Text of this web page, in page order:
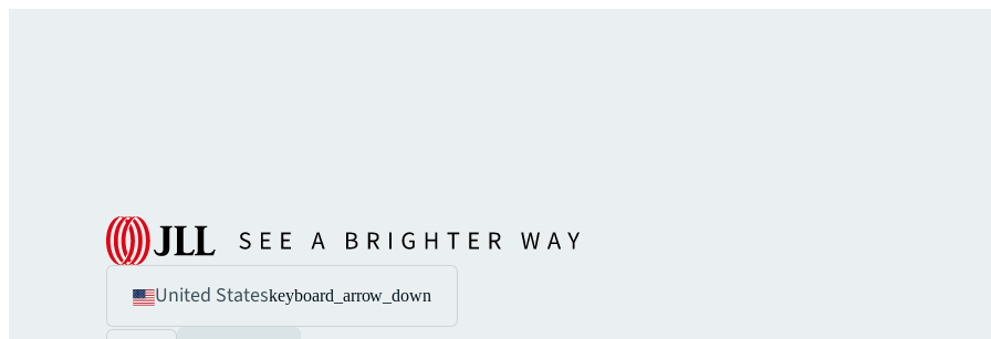
United Stateskeyboard_arrow_down